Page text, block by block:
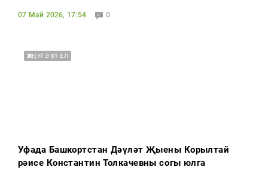
07 Май 2026, 17:54 0
ҖИҢҮГӘ 81 ЕЛ
Уфада Башкортстан Дәүләт Җыены Корылтай
рәисе Константин Толкачевны соңгы юлга